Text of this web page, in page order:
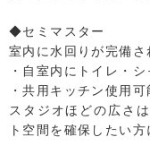
◆セミマスター
室内に水回りが完備さ
・自室内にトイレ・シ
・共用キッチン使用可
スタジオほどの広さ
ト空間を確保したい方